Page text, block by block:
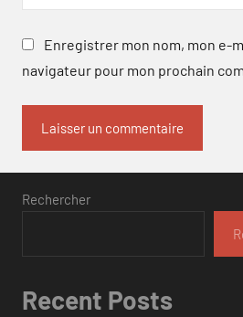
Enregistrer mon nom, mon e-
navigateur pour mon prochain
Rechercher
Recent Posts